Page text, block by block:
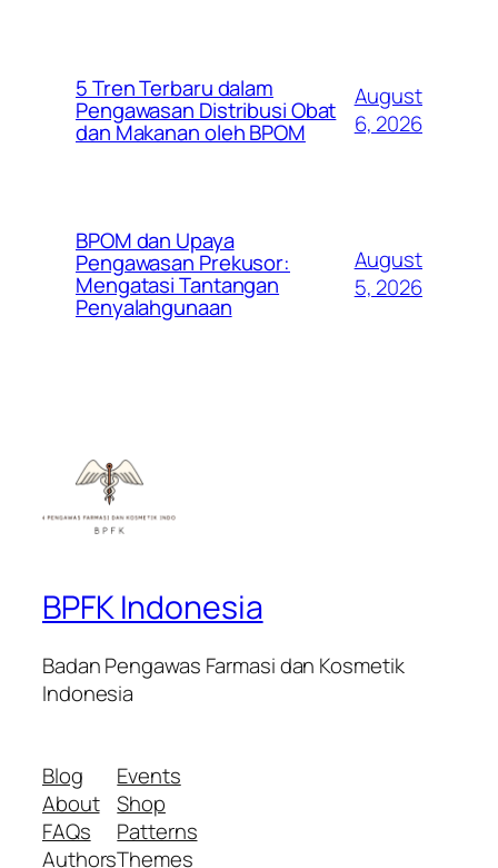
5 Tren Terbaru dalam
Pengawasan Distribusi Obat
dan Makanan oleh BPOM
August
6, 2026
BPOM dan Upaya
Pengawasan Prekusor:
Mengatasi Tantangan
Penyalahgunaan
August
5, 2026
BPFK Indonesia
Badan Pengawas Farmasi dan Kosmetik
Indonesia
Blog
About
FAQs
Authors
Events
Shop
Patterns
Themes